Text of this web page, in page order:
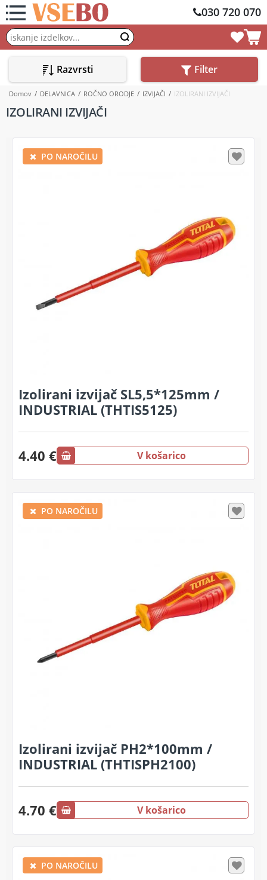
030 720 070
Razvrsti Filter
Domov DELAVNICA ROČNO ORODJE IZVIJAČI IZOLIRANI IZVIJAČI
IZOLIRANI IZVIJAČI
PO NAROČILU
Izolirani izvijač SL5,5*125mm /
INDUSTRIAL (THTIS5125)
4.40 € V košarico
PO NAROČILU
Izolirani izvijač PH2*100mm /
INDUSTRIAL (THTISPH2100)
4.70 € V košarico
PO NAROČILU